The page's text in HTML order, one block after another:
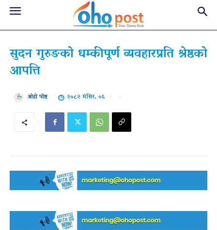
सुदन गुरुङको धम्कीपूर्ण व्यवहारप्रति श्रेष्ठको
आपत्ति
ओहो पोष्ट २०८२ मंसिर, ०६